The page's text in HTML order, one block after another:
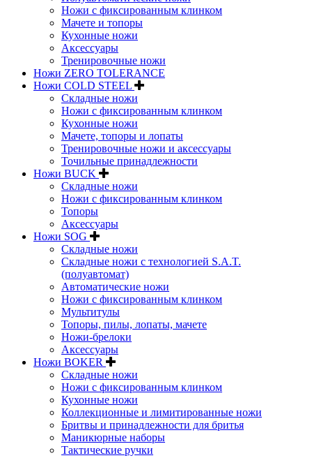
Ножи с фиксированным клинком
Мачете и топоры
Кухонные ножи
Аксессуары
Тренировочные ножи
Ножи ZERO TOLERANCE
Ножи COLD STEEL
Складные ножи
Ножи с фиксированным клинком
Кухонные ножи
Мачете, топоры и лопаты
Тренировочные ножи и аксессуары
Точильные принадлежности
Ножи BUCK
Складные ножи
Ножи с фиксированным клинком
Топоры
Аксессуары
Ножи SOG
Складные ножи
Складные ножи с технологией S.A.T.
(полуавтомат)
Автоматические ножи
Ножи с фиксированным клинком
Мультитулы
Топоры, пилы, лопаты, мачете
Ножи-брелоки
Аксессуары
Ножи BOKER
Складные ножи
Ножи с фиксированным клинком
Кухонные ножи
Коллекционные и лимитированные ножи
Бритвы и принадлежности для бритья
Маникюрные наборы
Тактические ручки